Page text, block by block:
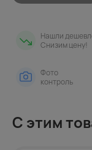
Нашли
Снизим цену!
Фото
контроль
С этим